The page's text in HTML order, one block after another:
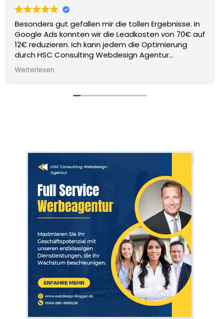
Besonders gut gefallen mir die tollen Ergebnisse. In
Google Ads konnten wir die Leadkosten von 70€ auf
12€ reduzieren. Ich kann jedem die Optimierung
durch HSC Consulting Webdesign Agentur
Empfehlen,
der mehr & günstigere Leads durch Google Ads
dass es eine sehr kompetente Firma ist, die genau
verlangen.
Weiterlesen